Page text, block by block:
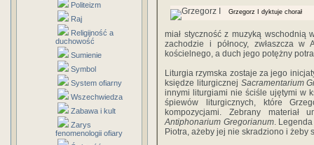
Politeizm
Raj
Religijność a
duchowość
Sumienie
Symbol
System ofiarny
Wszechwiedza
Zabawa i kult
Zarys
fenomenologii ofiary
Grzegorz I dyktuje chorał
miał styczność z muzyką wschodnią
zachodzie i północy, zwłaszcza
kościelnego, a duch jego potężny
Liturgia rzymska zostaje za jego
księdze liturgicznej Sacramentarium
innymi liturgiami nie ściśle ujętymi w
śpiewów liturgicznych, które
kompozycjami. Zebrany materiał
Antiphonarium Gregorianum. Legenda
Piotra, ażeby jej nie skradziono i żeby